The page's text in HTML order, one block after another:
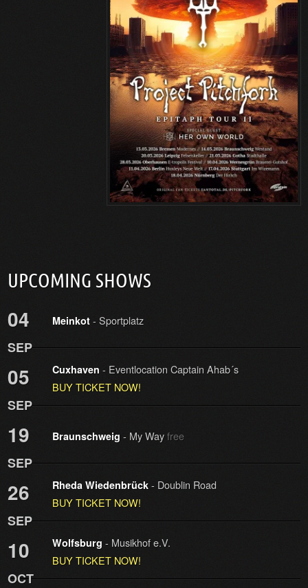
UPCOMING SHOWS
04
SEP
Meinkot - Sportplatz
05
SEP
Cuxhaven - Eventlocation Captain Ahab´s
BUY TICKET NOW!
19
SEP
Braunschweig - My Wayfree
26
SEP
Rheda Wiedenbrück - Doublin Road
BUY TICKET NOW!
10
OCT
Wolfsburg - Musikhof e.V.
BUY TICKET NOW!